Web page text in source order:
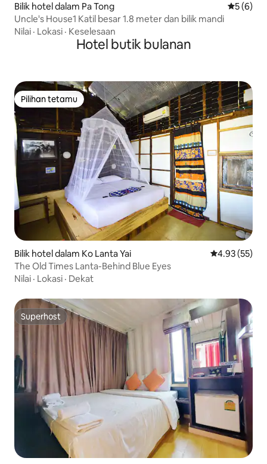
Bilik hotel dalam Pa Tong
5 (6)
Uncle's House1 Katil besar 1.8 meter dan bilik mandi
Nilai · Lokasi · Keselesaan
Hotel butik bulanan
Pilihan tetamu
Pilihan tetamu
Bilik hotel dalam Ko Lanta Yai Penarafan
4.93 (55)
The Old Times Lanta-Behind Blue Eyes
Nilai · Lokasi · Dekat
Superhost
Superhost